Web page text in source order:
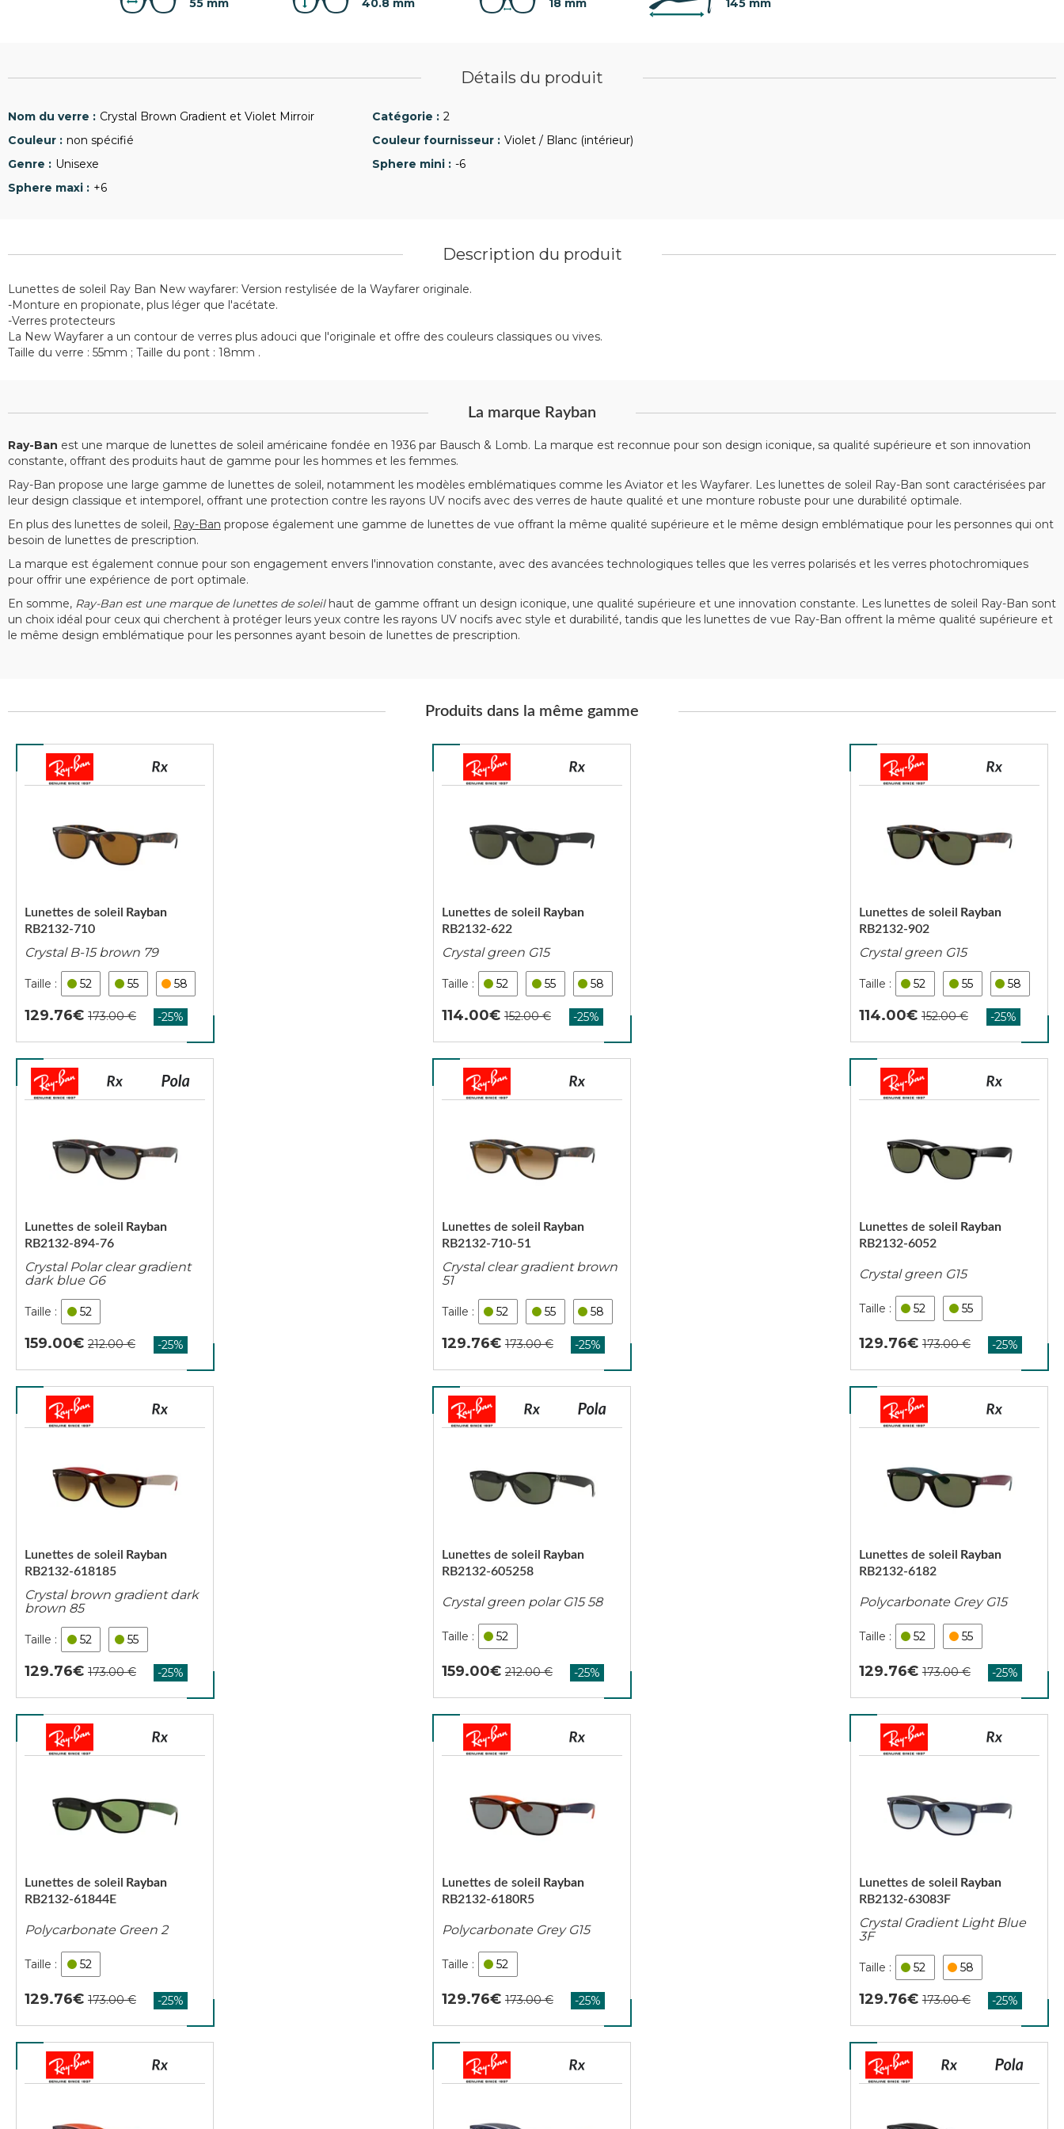
55 mm 40.8 mm 18 mm 145 mm
Détails du produit
Crystal Brown Gradient et Violet Mirroir
2
non spécifié
Violet / Blanc (intérieur)
Unisexe
-6
+6
Description du produit
Lunettes de soleil Ray Ban New wayfarer: Version restylisée de la Wayfarer originale.
-Monture en propionate, plus léger que l'acétate.
-Verres protecteurs
La New Wayfarer a un contour de verres plus adouci que l'originale et offre des couleurs classiques ou vives.
Taille du verre : 55mm ; Taille du pont : 18mm .
La marque Rayban
Ray-Ban est une marque de lunettes de soleil américaine fondée en 1936 par Bausch & Lomb. La marque est reconnue pour son design iconique, sa qualité supérieure et son innovation
constante, offrant des produits haut de gamme pour les hommes et les femmes.
Ray-Ban propose une large gamme de lunettes de soleil, notamment les modèles emblématiques comme les Aviator et les Wayfarer. Les lunettes de soleil Ray-Ban sont caractérisées par
leur design classique et intemporel, offrant une protection contre les rayons UV nocifs avec des verres de haute qualité et une monture robuste pour une durabilité optimale.
En plus des lunettes de soleil, Ray-Ban propose également une gamme de lunettes de vue offrant la même qualité supérieure et le même design emblématique pour les personnes qui ont
besoin de lunettes de prescription.
La marque est également connue pour son engagement envers l'innovation constante, avec des avancées technologiques telles que les verres polarisés et les verres photochromiques
pour offrir une expérience de port optimale.
En somme, Ray-Ban est une marque de lunettes de soleilhaut de gamme offrant un design iconique, une qualité supérieure et une innovation constante. Les lunettes de soleil Ray-Ban sont
un choix idéal pour ceux qui cherchent à protéger leurs yeux contre les rayons UV nocifs avec style et durabilité, tandis que les lunettes de vue Ray-Ban offrent la même qualité supérieure et
le même design emblématique pour les personnes ayant besoin de lunettes de prescription.
Produits dans la même gamme
RB2132-710
Lunettes de soleil Rayban
Crystal B-15 brown 79
52 55 58
129.76
RB2132-622
Lunettes de soleil Rayban
Crystal green G15
52 55 58
114.00
RB2132-902
Lunettes de soleil Rayban
Crystal green G15
52 55 58
114.00
RB2132-894-76
Lunettes de soleil Rayban
Crystal Polar clear gradient
dark blue G6
52
159.00
RB2132-710-51
Lunettes de soleil Rayban
Crystal clear gradient brown
51
52 55 58
129.76
RB2132-6052
Lunettes de soleil Rayban
Crystal green G15
52 55
129.76
RB2132-618185
Lunettes de soleil Rayban
Crystal brown gradient dark
brown 85
52 55
129.76
RB2132-605258
Lunettes de soleil Rayban
Crystal green polar G15 58
52
159.00
RB2132-6182
Lunettes de soleil Rayban
Polycarbonate Grey G15
52 55
129.76
RB2132-61844E
Lunettes de soleil Rayban
Polycarbonate Green 2
52
129.76
RB2132-6180R5
Lunettes de soleil Rayban
Polycarbonate Grey G15
52
129.76
RB2132-63083F
Lunettes de soleil Rayban
Crystal Gradient Light Blue
3F
52 58
129.76